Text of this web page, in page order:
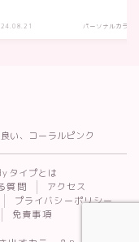
パーソナルカラー
い、コーラルピンク
タイプとは
質問
アクセス
プライバシーポリシー
免責事項